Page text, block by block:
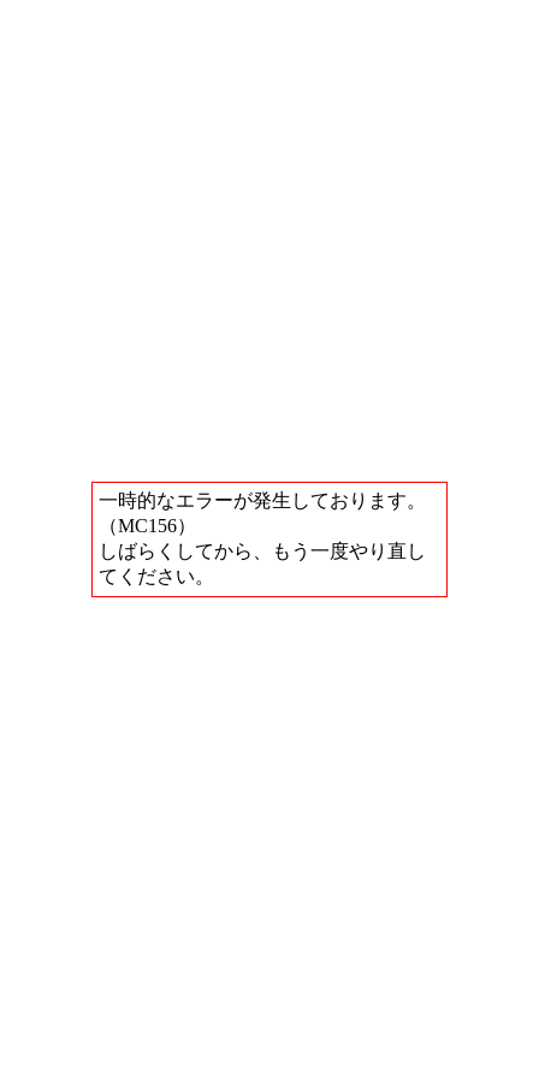
一時的なエラーが発生しております。
（MC156）
しばらくしてから、もう一度やり直し
てください。